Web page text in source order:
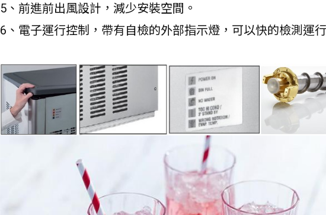
5、前進前出風設計，減少安裝空間。
6、電子運行控制，帶有自檢的外部指示燈，可以快的檢測運